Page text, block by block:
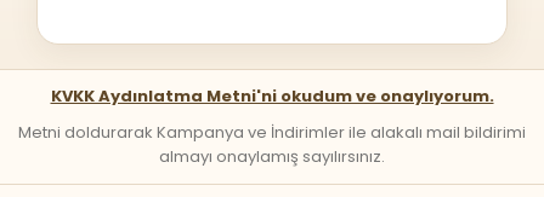
KVKK Aydınlatma Metni'ni okudum ve onaylıyorum.
Metni doldurarak Kampanya ve İndirimler ile alakalı mail bildirimi
almayı onaylamış sayılırsınız.